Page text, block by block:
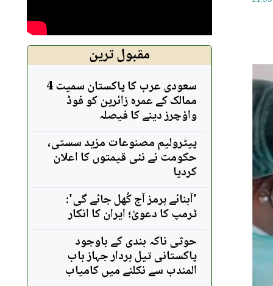
مقبول ترین
سعودی عرب کا پاکستان سمیت 4
ممالک کے عمرہ زائرین کو فوڈ
واؤچرز دینے کا فیصلہ
پیٹرولیم مصنوعات مزید سستی،
حکومت نے نئی قیمتوں کا اعلان
کردیا
'آبنائے ہرمز آج کُھل جائے گی':
ٹرمپ کا دعویٰ؛ ایران کا انکار
حوثی ناکہ بندی کے باوجود
پاکستانی تیل بردار جہاز باب
المندب سے نکلنے میں کامیاب